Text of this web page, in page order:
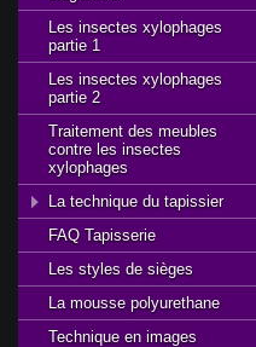
Les insectes xylophages
partie 1
Les insectes xylophages
partie 2
Traitement des meubles
contre les insectes
xylophages
La technique du tapissier
FAQ Tapisserie
Les styles de sièges
La mousse polyurethane
Technique en images